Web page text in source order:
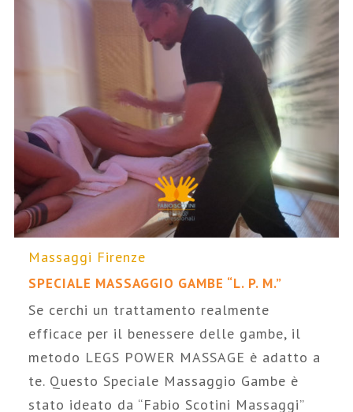
Massaggi Firenze
SPECIALE MASSAGGIO GAMBE “L. P. M.”
Se cerchi un trattamento realmente
efficace per il benessere delle gambe, il
metodo LEGS POWER MASSAGE è adatto a
te. Questo Speciale Massaggio Gambe è
stato ideato da “Fabio Scotini Massaggi”